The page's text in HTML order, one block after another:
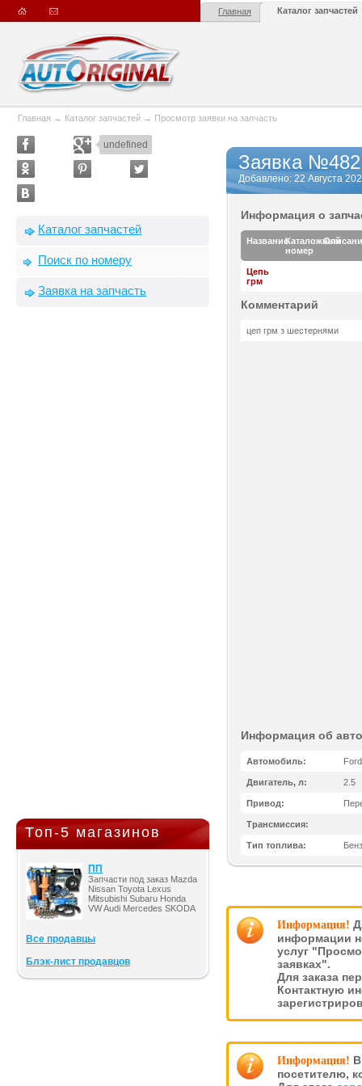
Главная Каталог запчастей
Главная → Каталог запчастей → Просмотр заявки на запчасть
undefined
Каталог запчастей
Поиск по номеру
Заявка на запчасть
Топ-5 магазинов
ПП
Запчасти под заказ Mazda
Nissan Toyota Lexus
Mitsubishi Subaru Honda
VW Audi Mercedes SKODA
Все продавцы
Блэк-лист продавцов
Заявка
Добавлено: 22 Августа
Информация о
НазваниеКаталожный
номер
Цепь
грм
Комментарий
цеп грм з шестернями
Информация об
Автомобиль:
Двигатель, л: 2.5
Привод:
Трансмиссия:
Тип топлива:
Информация!
информации
услуг
заявках".
Для заказа
Контактную
Информация!
посетителю,